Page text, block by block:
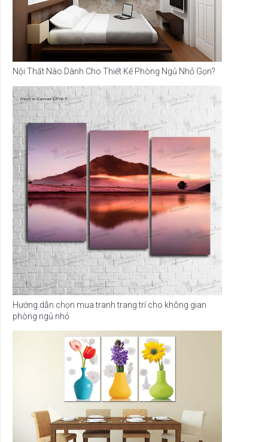
Nội Thất Nào Dành Cho Thiết Kế Phòng Ngủ Nhỏ Gọn?
Hướng dẫn chọn mua tranh trang trí cho không gian
phòng ngủ nhỏ